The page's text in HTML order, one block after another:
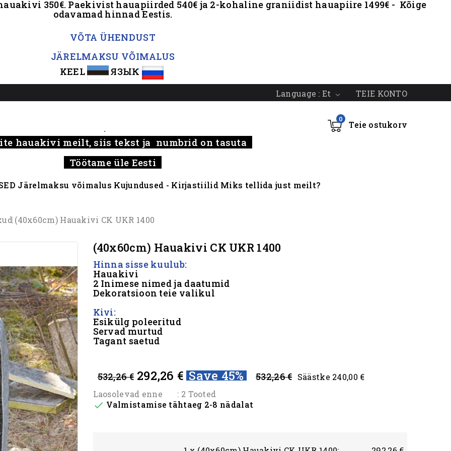
350€. Paekivist hauapiirded 540€ ja 2-kohaline graniidist hauapiire 1499€ - Kõige
odavamad hinnad Eestis.
VÕTA ÜHENDUST
JÄRELMAKSU VÕIMALUS
KEEL
ЯЗЫК
TEIE KONTO
Language :Et 
0
Teie ostukorv
.
hauakivi meilt, siis tekst ja numbrid on tasuta
Töötame üle Eesti
Järelmaksu võimalus Kujundused - Kirjastiilid Miks tellida just meilt?
(40x60cm) Hauakivi CK UKR 1400
(40x60cm) Hauakivi CK UKR 1400
Hinna sisse kuulub:
Hauakivi
2 Inimese nimed ja daatumid
Dekoratsioon teie valikul
Kivi:
Esikülg poleeritud
Servad murtud
Tagant saetud
532,26 € 292,26 € Save 45% 532,26 € Säästke 240,00 €
Laosolevad enne
: 2 Tooted
 Valmistamise tähtaeg 2-8 nädalat